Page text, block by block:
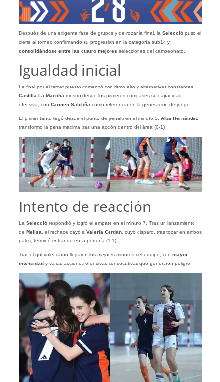
Después de una exigente fase de grupos y de rozar la final, la Selecciópuso el
cierre al torneo confirmando su progresión en la categoría sub14 y
consolidándose entre las cuatro mejores selecciones del campeonato.
Igualdad inicial
La final por el tercer puesto comenzó con ritmo alto y alternativas constantes.
Castilla-La Manchamostró desde los primeros compases su capacidad
ofensiva, con Carmen Saldañacomo referencia en la generación de juego.
El primer tanto llegó desde el punto de penalti en el minuto 5. Alba Hernández
transformó la pena máxima tras una acción dentro del área (0-1).
Intento de reacción
La Selecciórespondió y logró el empate en el minuto 7. Tras un lanzamiento
de Melisa, el rechace cayó aValeria Cerdán, cuyo disparo, tras tocar en ambos
palos, terminó entrando en la portería (1-1).
Tras el gol valenciano llegaron los mejores minutos del equipo, con mayor
intensidad y varias acciones ofensivas consecutivas que generaron peligro.